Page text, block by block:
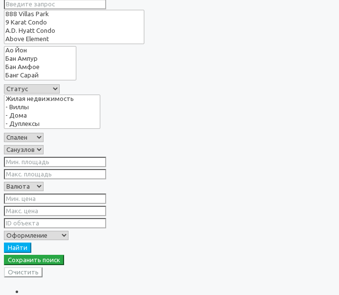
Найти
Сохранить поиск
Очистить